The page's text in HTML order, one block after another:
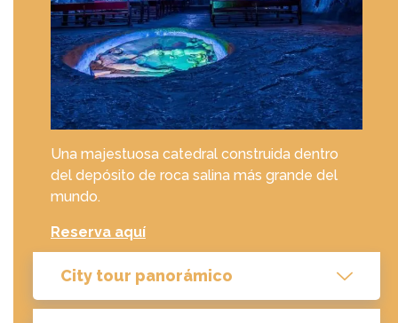
Una majestuosa catedral construida dentro
del depósito de roca salina más grande del
mundo.
Reserva aquí
City tour panorámico